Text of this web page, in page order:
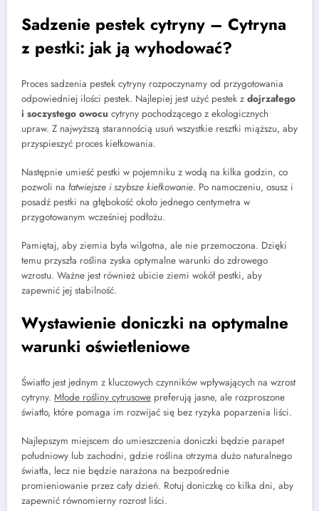
Sadzenie pestek cytryny – Cytryna
z pestki: jak ją wyhodować?
Proces sadzenia pestek cytryny rozpoczynamy od przygotowania
odpowiedniej ilości pestek. Najlepiej jest użyć pestek z dojrzałego
i soczystego owocu cytryny pochodzącego z ekologicznych
upraw. Z najwyższą starannością usuń wszystkie resztki miąższu, aby
przyspieszyć proces kiełkowania.
Następnie umieść pestki w pojemniku z wodą na kilka godzin, co
pozwoli na łatwiejsze i szybsze kiełkowanie. Po namoczeniu, osusz i
posadź pestki na głębokość około jednego centymetra w
przygotowanym wcześniej podłożu.
Pamiętaj, aby ziemia była wilgotna, ale nie przemoczona. Dzięki
temu przyszła roślina zyska optymalne warunki do zdrowego
wzrostu. Ważne jest również ubicie ziemi wokół pestki, aby
zapewnić jej stabilność.
Wystawienie doniczki na optymalne
warunki oświetleniowe
Światło jest jednym z kluczowych czynników wpływających na wzrost
cytryny. Młode rośliny cytrusowe preferują jasne, ale rozproszone
światło, które pomaga im rozwijać się bez ryzyka poparzenia liści.
Najlepszym miejscem do umieszczenia doniczki będzie parapet
południowy lub zachodni, gdzie roślina otrzyma dużo naturalnego
światła, lecz nie będzie narażona na bezpośrednie
promieniowanie przez cały dzień. Rotuj doniczkę co kilka dni, aby
zapewnić równomierny rozrost liści.